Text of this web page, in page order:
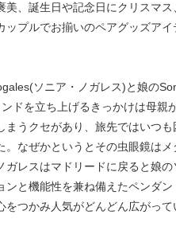
、誕生日や記念日にクリスマ
プルでお揃いのペアグッズア
ソニア・ノガレス)と娘の
ドを立ち上げるきっかけは母親
うクセがあり、旅先ではいつ
なぜかというとその虫眼鏡は
レスはマドリードに戻ると娘
と機能性を兼ね備えたペンダ
つかみ人気がどんどん広がっ